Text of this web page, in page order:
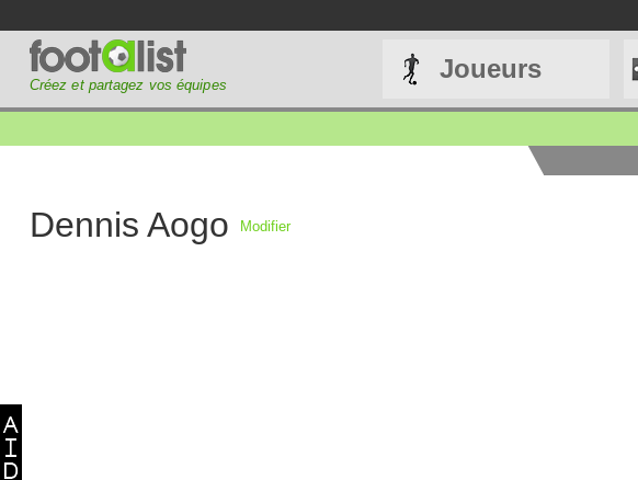
Créez et partagez vos équipes
Joueurs
Dennis Aogo Modifier